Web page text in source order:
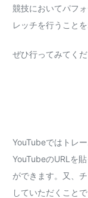
競技においてパフ
レッチを行うこと
ぜひ行ってみてくだ
YouTubeではトレ
YouTubeのURLを
ができます。又、
していただくこと